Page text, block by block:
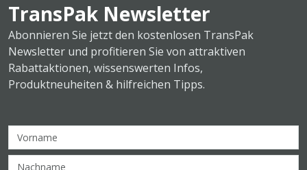
TransPak Newsletter
Abonnieren Sie jetzt den kostenlosen TransPak
Newsletter und profitieren Sie von attraktiven
Rabattaktionen, wissenswerten Infos,
Produktneuheiten & hilfreichen Tipps.